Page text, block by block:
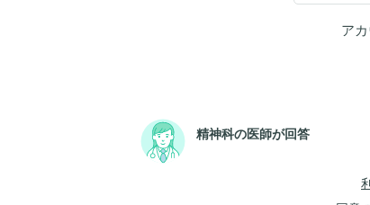
ア
精神科の医師が回答